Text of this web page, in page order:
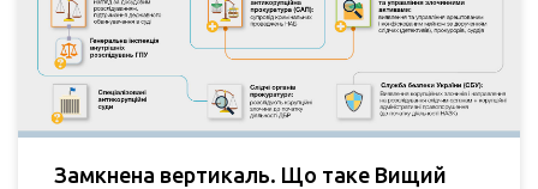
Замкнена вертикаль. Що таке Вищий